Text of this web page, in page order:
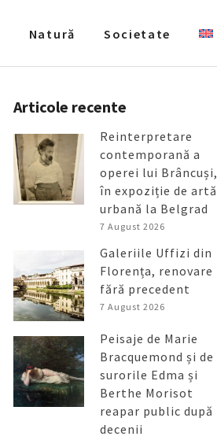
Natură Societate
Articole recente
Reinterpretare
contemporană a
operei lui Brâncuși,
în expoziție de artă
urbană la Belgrad
7 August 2026
Galeriile Uffizi din
Florența, renovare
fără precedent
7 August 2026
Peisaje de Marie
Bracquemond și de
surorile Edma și
Berthe Morisot
reapar public după
decenii